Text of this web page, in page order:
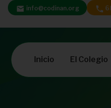
info@codinan.org
Inicio El Colegio